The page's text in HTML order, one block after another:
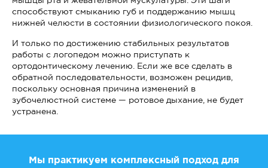
способствуют смыканию губ и поддержанию мышц
нижней челюсти в состоянии физиологического покоя.
И только по достижению стабильных результатов
работы с логопедом можно приступать к
ортодонтическому лечению. Если же все сделать в
обратной последовательности, возможен рецидив,
поскольку основная причина изменений в
зубочелюстной системе — ротовое дыхание, не будет
устранена.
Мы практикуем комплексный подход для